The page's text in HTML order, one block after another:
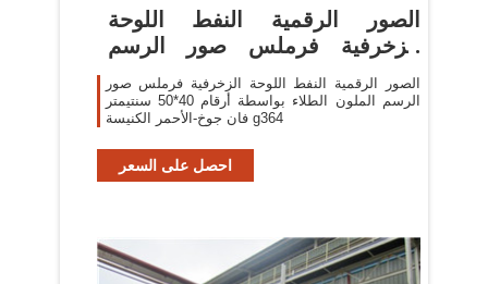
الصور الرقمية النفط اللوحة
الزخرفية فرملس صور الرسم
الملون
الصور الرقمية النفط اللوحة الزخرفية فرملس صور
الرسم الملون الطلاء بواسطة أرقام 40*50 سنتيمتر
فان جوخ-الأحمر الكنيسة g364
احصل على السعر